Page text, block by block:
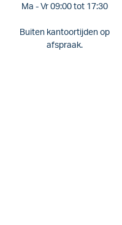
Ma - Vr 09:00 tot 17:30
Buiten kantoortijden op
afspraak.